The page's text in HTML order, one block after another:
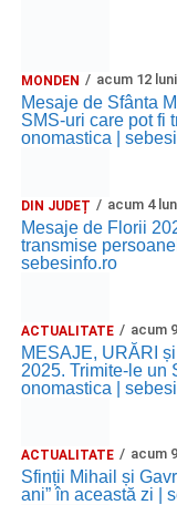
MONDEN acum 12 luni
Mesaje de Sfânta
SMS-uri care pot fi
onomastica |
DIN JUDEȚ acum 4
Mesaje de Florii
transmise
sebesinfo.ro
ACTUALITATE acum
MESAJE, URĂRI
2025. Trimite-le un
onomastica |
ACTUALITATE acum
Sfinții Mihail și
ani” în această zi |